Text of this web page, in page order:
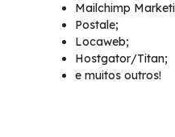
Mailchimp
Postale;
Locaweb;
Hostgator/Titan;
e muitos outros!